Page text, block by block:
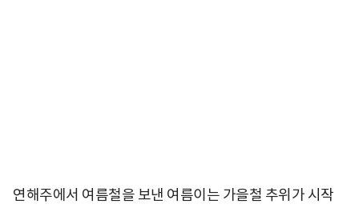
연해주에서 여름철을 보낸 여름이는 가을철 추위가 시작